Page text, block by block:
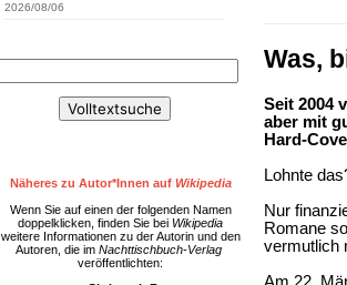
2026/08/06
Näheres zu Autor*Innen auf Wikipedia
Wenn Sie auf einen der folgenden Namen
doppelklicken, finden Sie bei Wikipedia
weitere Informationen zu der Autorin und den
Autoren, die im Nachttischbuch-Verlag
veröffentlichten:
Was,
Seit 2004
aber mit
Hard-
Lohnte
Nur
Romane
vermutlich